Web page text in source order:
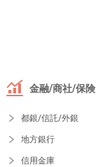
金融/商社/保険
都銀/信託/外銀
地方銀行
信用金庫